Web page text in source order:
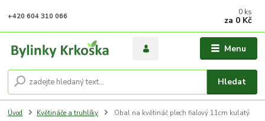
Menu
Hledat
+420 604 310 066 0 ks
za 0 Kč
Úvod Květináče a truhlíky Obal na květináč plech fialový 11cm kulatý